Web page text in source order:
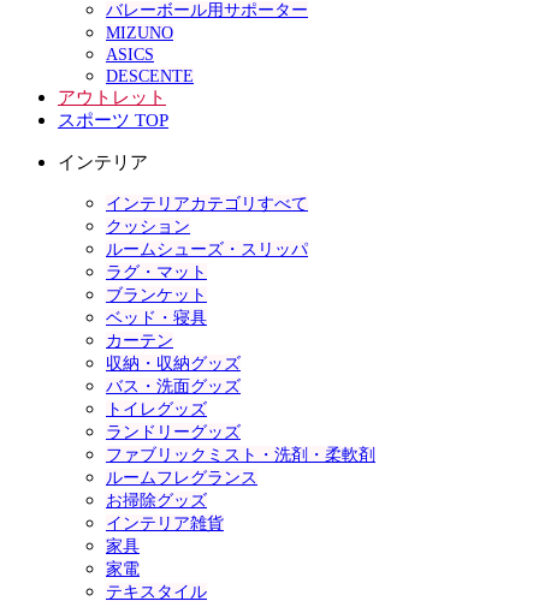
バレーボール用サポーター
MIZUNO
ASICS
DESCENTE
アウトレット
スポーツ TOP
インテリア
インテリアカテゴリすべて
クッション
ルームシューズ・スリッパ
ラグ・マット
ブランケット
ベッド・寝具
カーテン
収納・収納グッズ
バス・洗面グッズ
トイレグッズ
ランドリーグッズ
ファブリックミスト・洗剤・柔軟剤
ルームフレグランス
お掃除グッズ
インテリア雑貨
家具
家電
テキスタイル